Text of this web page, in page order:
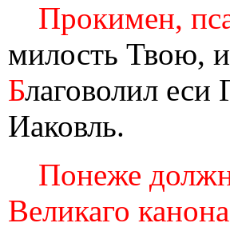
Прокимен,
милость Твою,
Благоволил еси
Иаковль.
Понеже
Великаго